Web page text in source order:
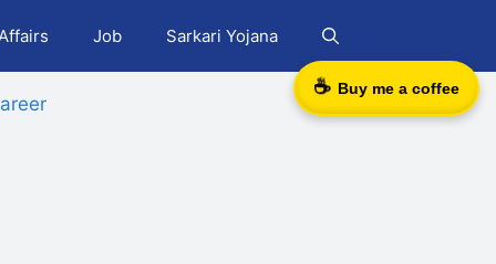
Job Sarkari Yojana
☕ Buy me a coffee